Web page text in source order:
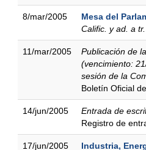
8/mar/2005
Mesa del
Calific. y ad. a tr.
11/mar/2005
Publicación de
(vencimiento:
sesión de la
Boletín Oficial
14/jun/2005
Entrada de
Registro de
17/jun/2005
Industria,